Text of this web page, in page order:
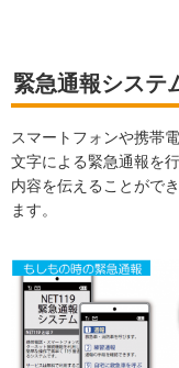
緊急通報システ
スマートフォンや携帯
文字による緊急通報を
内容を伝えることがで
ます。